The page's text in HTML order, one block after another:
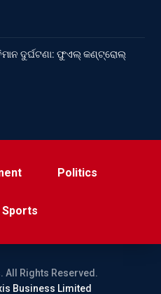
ଦୁର୍ଘଟଣା: ଫୁଏଲ୍‌ କଣ୍ଟ୍ରୋଲ୍‌
Politics
Sports
All Rights Reserved.
Business Limited